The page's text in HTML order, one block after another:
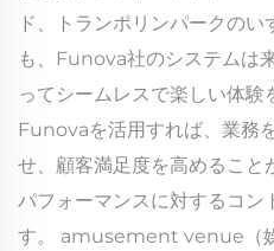
ド、トランポリンパークの
も、Funova社のシステムは
ってシームレスで楽しい体験
Funovaを活用すれば、業務
せ、顧客満足度を高めること
パフォーマンスに対するコン
す。 amusement venue（